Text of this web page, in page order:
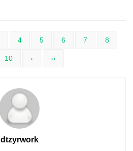
4 5 6 7 8
10 › ››
dtzyrwork